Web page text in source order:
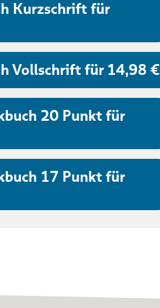
Kurzschrift für
Vollschrift für 14,98 €
20 Punkt für
17 Punkt für